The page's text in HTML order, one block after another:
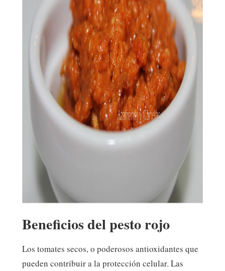
Beneficios del pesto rojo
Los tomates secos, o poderosos antioxidantes que
pueden contribuir a la protección celular. Las